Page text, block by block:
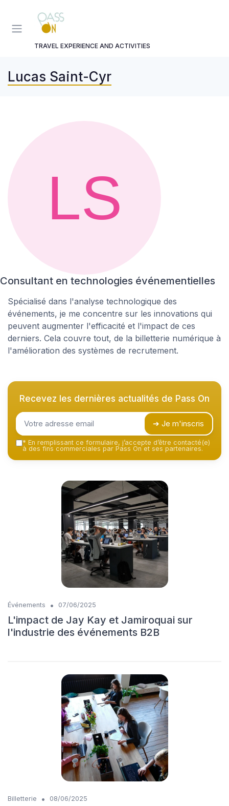
TRAVEL EXPERIENCE AND ACTIVITIES
Lucas Saint-Cyr
Consultant en technologies événementielles
Spécialisé dans l'analyse technologique des
événements, je me concentre sur les innovations qui
peuvent augmenter l'efficacité et l'impact de ces
derniers. Cela couvre tout, de la billetterie numérique à
l'amélioration des systèmes de recrutement.
Recevez les dernières actualités de Pass On
➔ Je m'inscris
* En remplissant ce formulaire, j’accepte d’être contacté(e)
à des fins commerciales par Pass On et ses partenaires.
Événements • 07/06/2025
L'impact de Jay Kay et Jamiroquai sur
l'industrie des événements B2B
Billetterie • 08/06/2025